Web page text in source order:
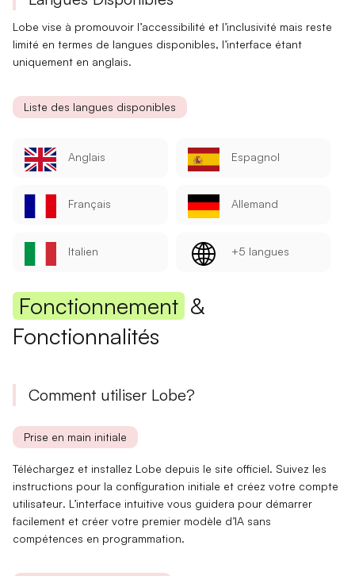
Lobe vise à promouvoir l’accessibilité et l’inclusivité mais reste
limité en termes de langues disponibles, l’interface étant
uniquement en anglais.
Liste des langues disponibles
Anglais Espagnol
Français Allemand
Italien +5 langues
Fonctionnement &
Fonctionnalités
Comment utiliser Lobe?
Prise en main initiale
Téléchargez et installez Lobe depuis le site officiel. Suivez les
instructions pour la configuration initiale et créez votre compte
utilisateur. L’interface intuitive vous guidera pour démarrer
facilement et créer votre premier modèle d’IA sans
compétences en programmation.